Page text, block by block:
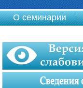
О семинарии